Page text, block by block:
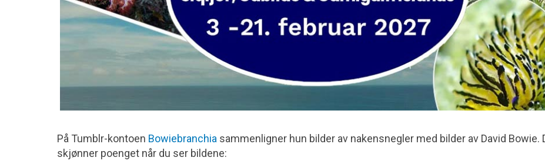
På Tumblr-kontoen Bowiebranchia sammenligner hun bilder av nakensnegler med bilder av David Bowie.
skjønner poenget når du ser bildene: